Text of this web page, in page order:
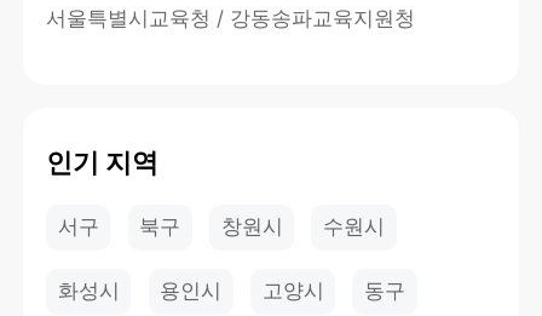
서울특별시교육청 / 강동송파교육지원청
인기 지역
서구 북구 창원시 수원시
화성시 용인시 고양시 동구